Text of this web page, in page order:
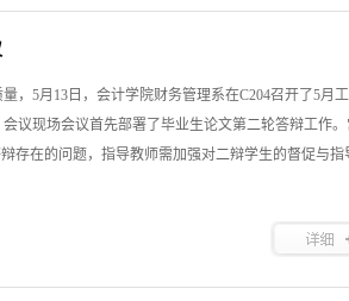
，5月13日，会计学院财务管理系在C204召开了5月
议现场会议首先部署了毕业生论文第二轮答辩工作。
存在的问题，指导教师需加强对二辩学生的督促与指